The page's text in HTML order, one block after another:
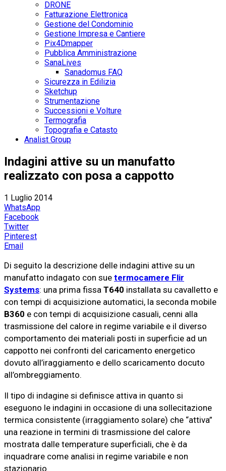
DRONE
Fatturazione Elettronica
Gestione del Condominio
Gestione Impresa e Cantiere
Pix4Dmapper
Pubblica Amministrazione
SanaLives
Sanadomus FAQ
Sicurezza in Edilizia
Sketchup
Strumentazione
Successioni e Volture
Termografia
Topografia e Catasto
Analist Group
Indagini attive su un manufatto
realizzato con posa a cappotto
1 Luglio 2014
WhatsApp
Facebook
Twitter
Pinterest
Email
Di seguito la descrizione delle indagini attive su un
manufatto indagato con sue termocamere Flir
Systems: una prima fissa T640 installata su cavalletto e
con tempi di acquisizione automatici, la seconda mobile
B360 e con tempi di acquisizione casuali, cenni alla
trasmissione del calore in regime variabile e il diverso
comportamento dei materiali posti in superficie ad un
cappotto nei confronti del caricamento energetico
dovuto all’iraggiamento e dello scaricamento docuto
all’ombreggiamento.
Il tipo di indagine si definisce attiva in quanto si
eseguono le indagini in occasione di una sollecitazione
termica consistente (irraggiamento solare) che “attiva”
una reazione in termini di trasmissione del calore
mostrata dalle temperature superficiali, che è da
inquadrare come analisi in regime variabile e non
stazionario.